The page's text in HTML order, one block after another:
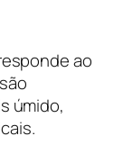
ao
úmido,